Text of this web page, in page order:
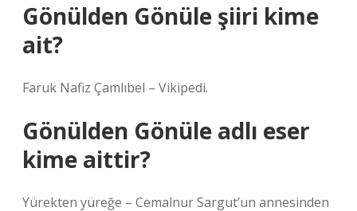
Gönülden Gönüle şiiri kime
ait?
Faruk Nafiz Çamlıbel – Vikipedi.
Gönülden Gönüle adlı eser
kime aittir?
Yürekten yüreğe – Cemalnur Sargut’un annesinden